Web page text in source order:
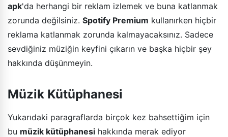
apk'da herhangi bir reklam izlemek ve buna katlanmak
zorunda değilsiniz. Spotify Premium kullanırken hiçbir
reklama katlanmak zorunda kalmayacaksınız. Sadece
sevdiğiniz müziğin keyfini çıkarın ve başka hiçbir şey
hakkında düşünmeyin.
Müzik Kütüphanesi
Yukarıdaki paragraflarda birçok kez bahsettiğim için
bu müzik kütüphanesi hakkında merak ediyor